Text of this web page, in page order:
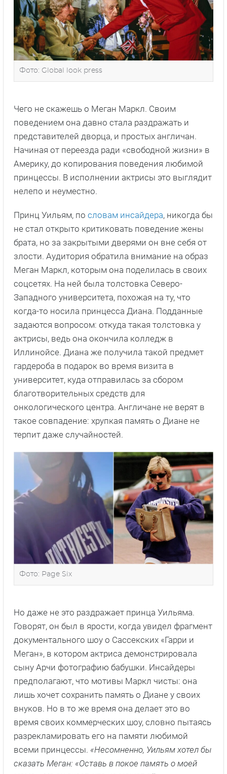
Фото: Global look press
Чего не скажешь о Меган Маркл. Своим
поведением она давно стала раздражать и
представителей дворца, и простых англичан.
Начиная от переезда ради «свободной жизни» в
Америку, до копирования поведения любимой
принцессы. В исполнении актрисы это выглядит
нелепо и неуместно.
Принц Уильям, по словам инсайдера, никогда бы
не стал открыто критиковать поведение жены
брата, но за закрытыми дверями он вне себя от
злости. Аудитория обратила внимание на образ
Меган Маркл, которым она поделилась в своих
соцсетях. На ней была толстовка Северо-
Западного университета, похожая на ту, что
когда-то носила принцесса Диана. Подданные
задаются вопросом: откуда такая толстовка у
актрисы, ведь она окончила колледж в
Иллинойсе. Диана же получила такой предмет
гардероба в подарок во время визита в
университет, куда отправилась за сбором
благотворительных средств для
онкологического центра. Англичане не верят в
такое совпадение: хрупкая память о Диане не
терпит даже случайностей.
Фото: Page Six
Но даже не это раздражает принца Уильяма.
Говорят, он был в ярости, когда увидел фрагмент
документального шоу о Сассекских «Гарри и
Меган», в котором актриса демонстрировала
сыну Арчи фотографию бабушки. Инсайдеры
предполагают, что мотивы Маркл чисты: она
лишь хочет сохранить память о Диане у своих
внуков. Но в то же время она делает это во
время своих коммерческих шоу, словно пытаясь
разрекламировать его на памяти любимой
всеми принцессы. «Несомненно, Уильям хотел бы
сказать Меган: «Оставь в покое память о моей